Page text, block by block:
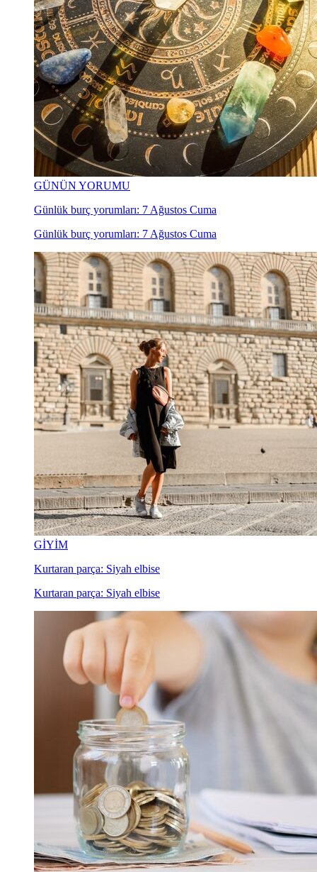
GÜNÜN YORUMU
Günlük burç yorumları: 7 Ağustos Cuma
Günlük burç yorumları: 7 Ağustos Cuma
GİYİM
Kurtaran parça: Siyah elbise
Kurtaran parça: Siyah elbise